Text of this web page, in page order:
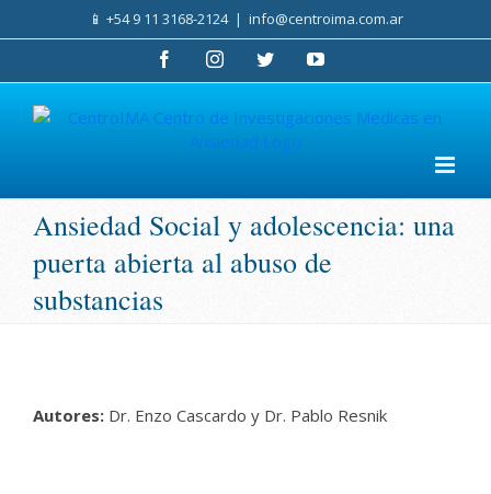
to
📱 +54 9 11 3168-2124 | info@centroima.com.ar
FacebookInstagramTwitterYouTube
Ansiedad Social y adolescencia: una
puerta abierta al abuso de
substancias
Autores: Dr. Enzo Cascardo y Dr. Pablo Resnik